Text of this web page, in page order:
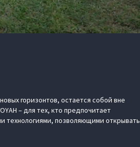
горизонтов, остается собой вне
– для тех, кто предпочитает
технологиями, позволяющими открывать